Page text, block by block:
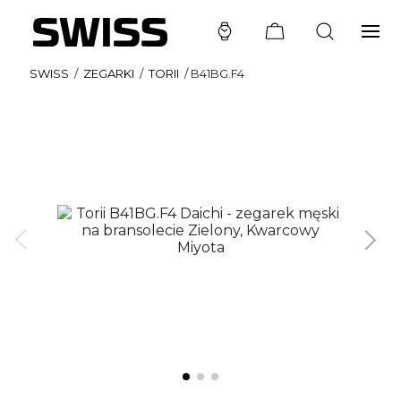
SWISS / ZEGARKI / TORII /B41BG.F4